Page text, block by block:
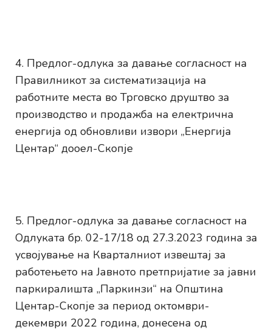
Предлог-одлука за давање согласност на
Правилникот за систематизација на
работните места во Трговско друштво за
производство и продажба на електрична
енергија од обновливи извори „Енергија
Центар“ дооел-Скопје
Предлог-одлука за давање согласност на
Одлуката бр. 02-17/18 од 27.3.2023 година за
усвојување на Кварталниот извештај за
работењето на Јавното претпријатие за јавни
паркиралишта „Паркинзи“ на Општина
Центар-Скопје за период октомври-
декември 2022 година, донесена од